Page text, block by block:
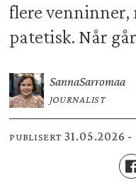
flere venninner,
patetisk. Når
SannaSarromaa
JOURNALIST
PUBLISERT 31.05.2026